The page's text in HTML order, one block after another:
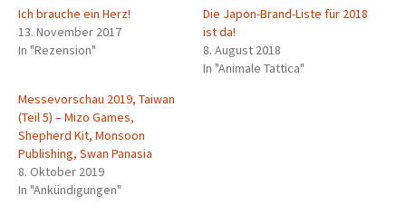
Ich brauche ein Herz!
13. November 2017
In "Rezension"
Die Japon-Brand-Liste für 2018
ist da!
8. August 2018
In "Animale Tattica"
Messevorschau 2019, Taiwan
(Teil 5) – Mizo Games,
Shepherd Kit, Monsoon
Publishing, Swan Panasia
8. Oktober 2019
In "Ankündigungen"